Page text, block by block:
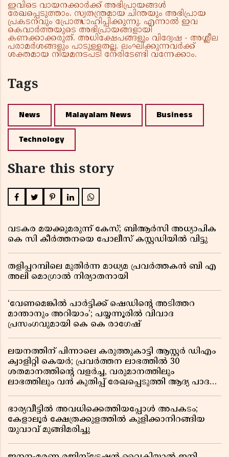
ഇവിടെ വായനക്കാർക്ക് അഭിപ്രായങ്ങൾ
രേഖപ്പെടുത്താം. സ്വതന്ത്രമായ ചിന്തയും അഭിപ്രായ
പ്രകടനവും പ്രോത്സാഹിപ്പിക്കുന്നു. എന്നാൽ ഇവ
കെവാർത്തയുടെ അഭിപ്രായങ്ങളായി
കണക്കാക്കരുത്. അധിക്ഷേപങ്ങളും വിദ്വേഷ - അശ്ലീല
പരാമർശങ്ങളും പാടുള്ളതല്ല. ലംഘിക്കുന്നവർക്ക്
ശക്തമായ നിയമനടപടി നേരിടേണ്ടി വന്നേക്കാം.
Tags
News Malayalam News Business
Technology
Share this story
വടകര മയക്കുമരുന്ന് കേസ്; ബിആർസി അധ്യാപിക
കെ സി കീർത്തനയെ പോലീസ് കസ്റ്റഡിയിൽ വിട്ടു
തളിപ്പറമ്പിലെ മുതിർന്ന മാധ്യമ പ്രവർത്തകൻ ബി എ
അലി മൊഗ്രാൽ നിര്യാതനായി
‘വേണമെങ്കിൽ പാർട്ടിക്ക് ഷെഡിൻ്റെ അടിത്തറ
മാന്താനും അറിയാം’; പയ്യന്നൂരിൽ വിവാദ
പ്രസംഗവുമായി കെ കെ രാഗേഷ്
ലയനത്തിന് പിന്നാലെ കരുത്തുകാട്ടി ആസ്റ്റർ ഡിഎം
ക്വാളിറ്റി കെയർ; പ്രവർത്തന ലാഭത്തിൽ 30
ശതമാനത്തിൻ്റെ വളർച്ച, വരുമാനത്തിലും
ലാഭത്തിലും വൻ കുതിപ്പ് രേഖപ്പെടുത്തി ആദ്യ പാദ
ഭാര്യവീട്ടിൽ അവധിക്കെത്തിയപ്പോൾ അപകടം;
കേളാലൂർ ക്ഷേത്രക്കുളത്തിൽ കുളിക്കാനിറങ്ങിയ
യുവാവ് മുങ്ങിമരിച്ചു